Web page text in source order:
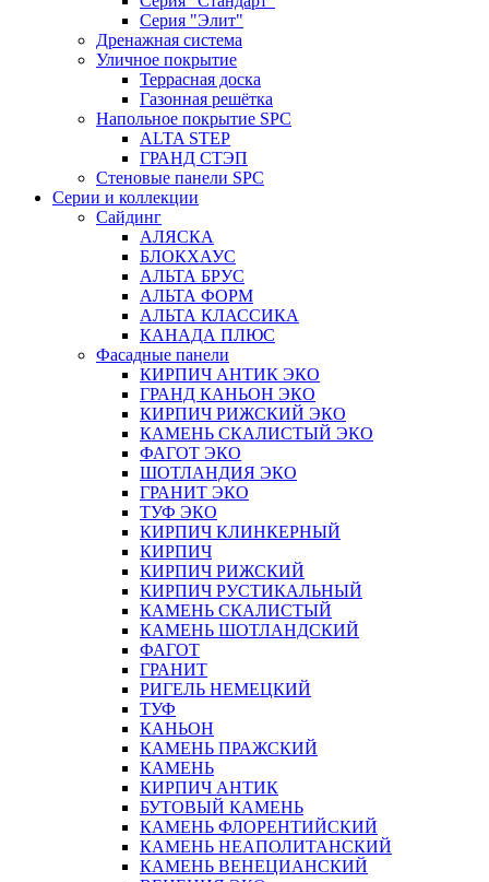
Серия "Элит"
Дренажная система
Уличное покрытие
Террасная доска
Газонная решётка
Напольное покрытие SPC
ALTA STEP
ГРАНД СТЭП
Стеновые панели SPC
Серии и коллекции
Сайдинг
АЛЯСКА
БЛОКХАУС
АЛЬТА БРУС
АЛЬТА ФОРМ
АЛЬТА КЛАССИКА
КАНАДА ПЛЮС
Фасадные панели
КИРПИЧ АНТИК ЭКО
ГРАНД КАНЬОН ЭКО
КИРПИЧ РИЖСКИЙ ЭКО
КАМЕНЬ СКАЛИСТЫЙ ЭКО
ФАГОТ ЭКО
ШОТЛАНДИЯ ЭКО
ГРАНИТ ЭКО
ТУФ ЭКО
КИРПИЧ КЛИНКЕРНЫЙ
КИРПИЧ
КИРПИЧ РИЖСКИЙ
КИРПИЧ РУСТИКАЛЬНЫЙ
КАМЕНЬ СКАЛИСТЫЙ
КАМЕНЬ ШОТЛАНДСКИЙ
ФАГОТ
ГРАНИТ
РИГЕЛЬ НЕМЕЦКИЙ
ТУФ
КАНЬОН
КАМЕНЬ ПРАЖСКИЙ
КАМЕНЬ
КИРПИЧ АНТИК
БУТОВЫЙ КАМЕНЬ
КАМЕНЬ ФЛОРЕНТИЙСКИЙ
КАМЕНЬ НЕАПОЛИТАНСКИЙ
КАМЕНЬ ВЕНЕЦИАНСКИЙ